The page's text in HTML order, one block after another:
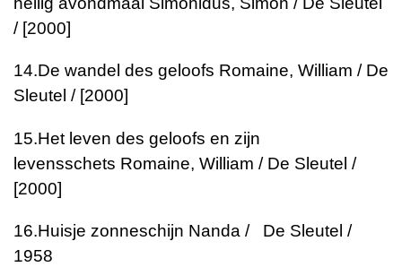
/ [2000]
14.De wandel des geloofs Romaine, William / De
Sleutel / [2000]
15.Het leven des geloofs en zijn
levensschets Romaine, William / De Sleutel /
[2000]
16.Huisje zonneschijn Nanda / De Sleutel /
1958